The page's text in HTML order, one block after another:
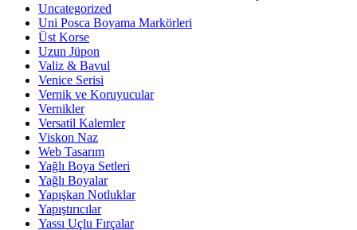
Uncategorized
Uni Posca Boyama Markörleri
Üst Korse
Uzun Jüpon
Valiz & Bavul
Venice Serisi
Vernik ve Koruyucular
Vernikler
Versatil Kalemler
Viskon Naz
Web Tasarım
Yağlı Boya Setleri
Yağlı Boyalar
Yapışkan Notluklar
Yapıştırıcılar
Yassı Uçlu Fırçalar